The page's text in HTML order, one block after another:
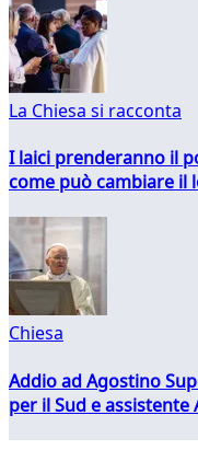
La Chiesa si racconta
I laici prenderanno il
come può cambiare il
Chiesa
Addio ad Agostino
per il Sud e assistente